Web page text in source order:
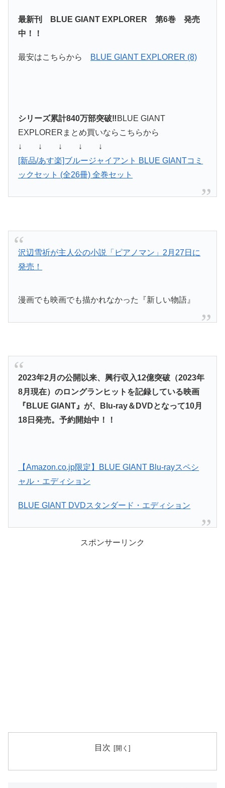
最新刊 BLUE GIANT EXPLORER 第6巻 発売
中！！
最安はこちらから BLUE GIANT EXPLORER (8)
シリーズ累計840万部突破‼BLUE GIANT
EXPLORERまとめ買いならこちらから
↓ ↓ ↓ ↓ ↓
[新品/あす楽]ブルージャイアント BLUE GIANTコミ
ックセット (全26冊) 全巻セット
沢辺雪祈が主人公の小説「ピアノマン」2月27日に
発売！
漫画でも映画でも描かれなかった『新しい物語』
2023年2月の公開以来、興行収入12億突破（2023年
8月現在）のロングランヒットを記録している映画
『BLUE GIANT』が、Blu-ray＆DVDとなって10月
18日発売。予約開始中！！
【Amazon.co.jp限定】BLUE GIANT Blu-rayスペシ
ャル・エディション
BLUE GIANT DVDスタンダード・エディション
スポンサーリンク
目次